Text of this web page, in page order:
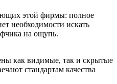
этой фирмы: полное
необходимости искать
на ощупь.
как видимые, так и скрытые
стандартам качества